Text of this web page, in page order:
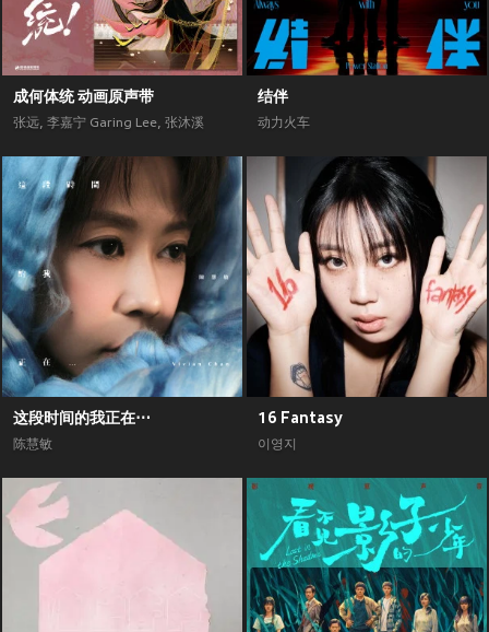
成何体统 动画原声带
张远, 李嘉宁 Garing Lee, 张沐溪
结伴
动力火车
这段时间的我正在⋯
陈慧敏
16 Fantasy
이영지